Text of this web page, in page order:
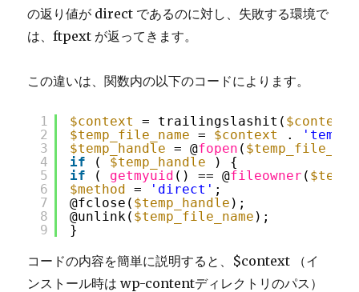
の返り値が direct であるのに対し、失敗する環境で
は、ftpext が返ってきます。
この違いは、関数内の以下のコードによります。
1
2
3
4
5
6
7
8
9
$context = trailingslashit( $context
$temp_file_name
= $context .
$temp_handle
= @fopen (
if
( $temp_handle
) {
if
( getmyuid () == @fileowner (
$method
= 'direct' ;
@fclose( $temp_handle );
@unlink( $temp_file_name );
}
コードの内容を簡単に説明すると、$context （イ
ンストール時は wp-contentディレクトリのパス）